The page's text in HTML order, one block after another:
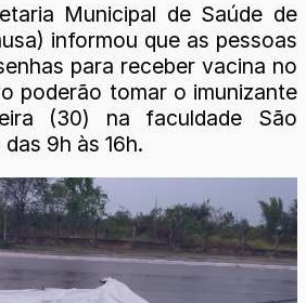
Municipal de Saúde de
informou que as pessoas
para receber vacina no
poderão tomar o imunizante
(30) na faculdade São
9h às 16h.